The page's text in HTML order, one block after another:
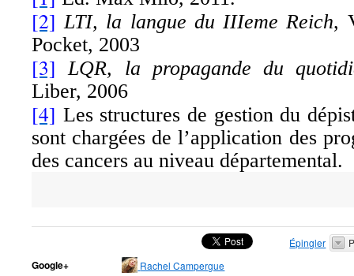
[2] LTI, la langue du IIIeme Reich,
Pocket, 2003
[3] LQR, la propagande du
Liber, 2006
[4] Les structures de gestion du
sont chargées de l’application des
des cancers au niveau départemental.
Épingler
Google+ Rachel Campergue